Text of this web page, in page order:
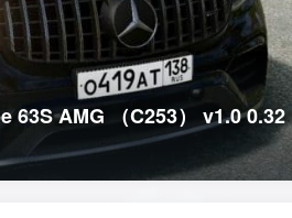
63S AMG （C253） v1.0 0.32